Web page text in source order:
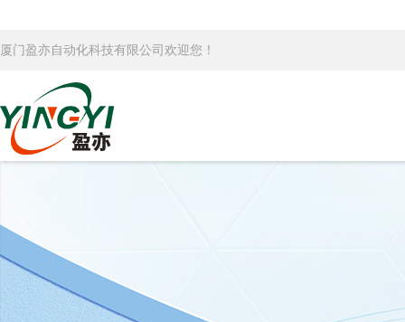
厦门盈亦自动化科技有限公司欢迎您！